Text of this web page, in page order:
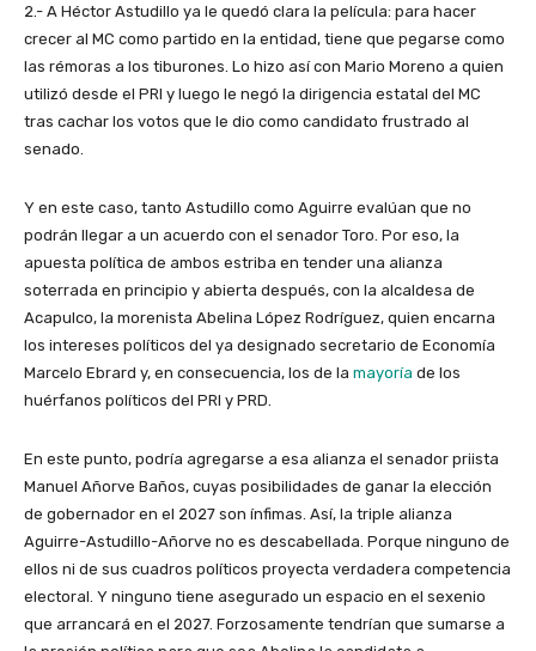
2.- A Héctor Astudillo ya le quedó clara la película: para hacer
crecer al MC como partido en la entidad, tiene que pegarse como
las rémoras a los tiburones. Lo hizo así con Mario Moreno a quien
utilizó desde el PRI y luego le negó la dirigencia estatal del MC
tras cachar los votos que le dio como candidato frustrado al
senado.
Y en este caso, tanto Astudillo como Aguirre evalúan que no
podrán llegar a un acuerdo con el senador Toro. Por eso, la
apuesta política de ambos estriba en tender una alianza
soterrada en principio y abierta después, con la alcaldesa de
Acapulco, la morenista Abelina López Rodríguez, quien encarna
los intereses políticos del ya designado secretario de Economía
Marcelo Ebrard y, en consecuencia, los de la mayoría de los
huérfanos políticos del PRI y PRD.
En este punto, podría agregarse a esa alianza el senador priista
Manuel Añorve Baños, cuyas posibilidades de ganar la elección
de gobernador en el 2027 son ínfimas. Así, la triple alianza
Aguirre-Astudillo-Añorve no es descabellada. Porque ninguno de
ellos ni de sus cuadros políticos proyecta verdadera competencia
electoral. Y ninguno tiene asegurado un espacio en el sexenio
que arrancará en el 2027. Forzosamente tendrían que sumarse a